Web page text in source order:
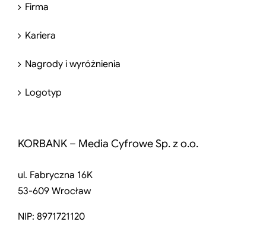
Firma
Kariera
Nagrody i wyróżnienia
Logotyp
KORBANK – Media Cyfrowe Sp. z o.o.
ul. Fabryczna 16K
53-609 Wrocław
NIP: 8971721120